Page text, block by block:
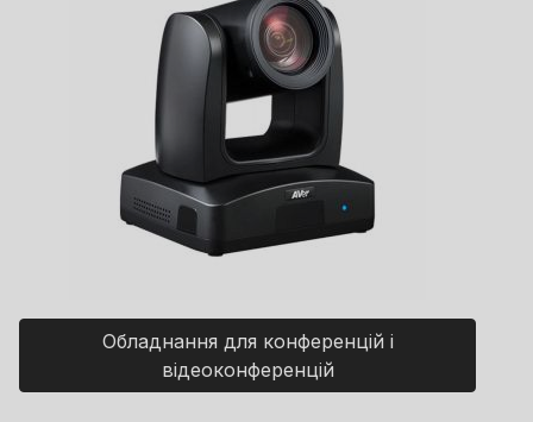
Обладнання для конференцій і
відеоконференцій